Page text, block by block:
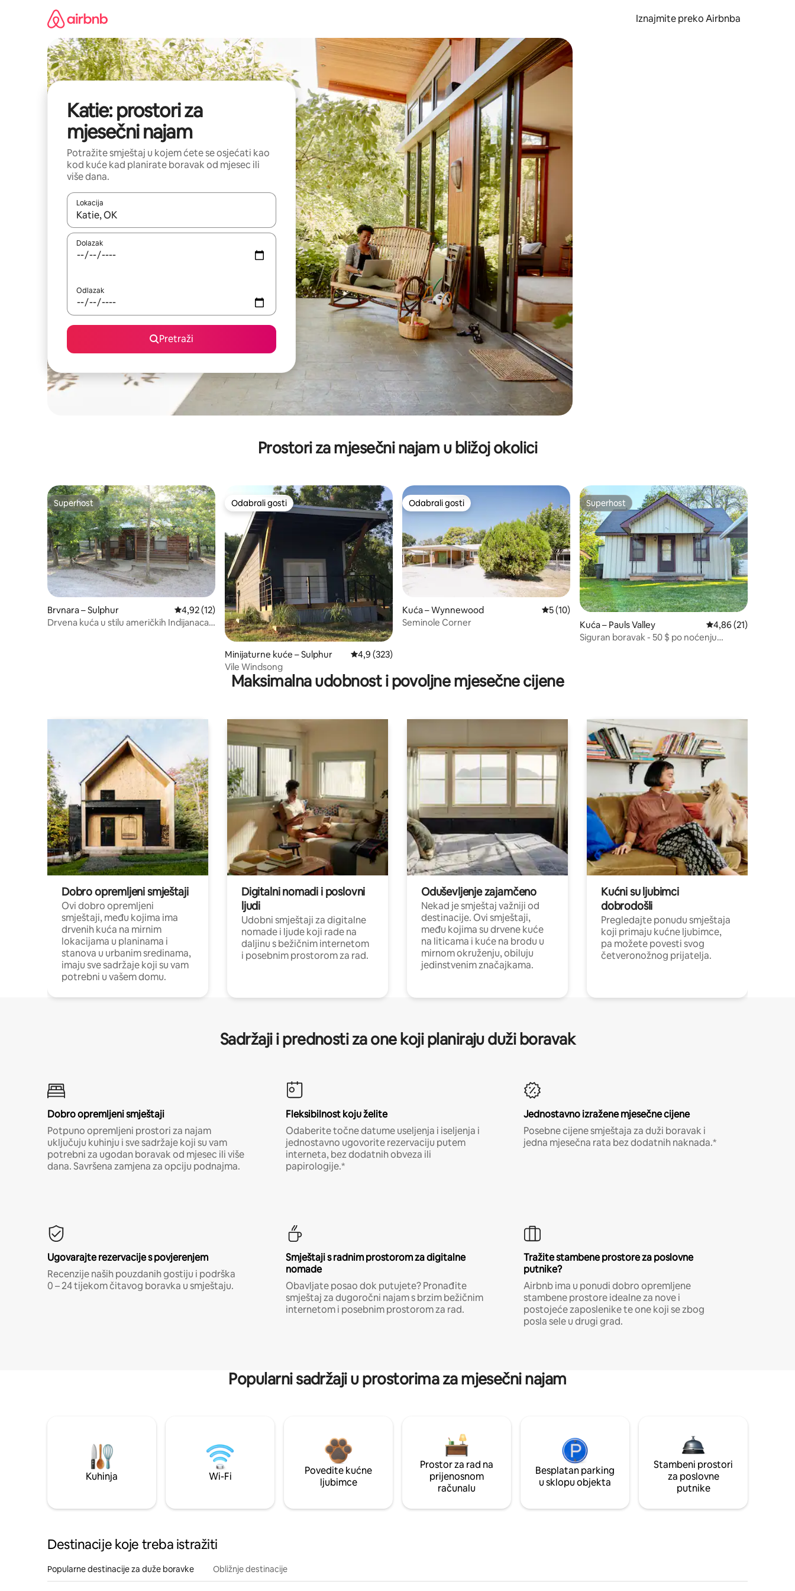
Iznajmite preko Airbnba
Katie: prostori za
mjesečni najam
Potražite smještaj u kojem ćete se osjećati kao
kod kuće kad planirate boravak od mjesec ili
više dana.
Lokacija
Kada budu dostupni rezultati, moći ćete ih pregledati koristeći se strelicama prema gore i prema dolje, kao i dodirom ili prelaskom prstom po zaslonu.
Dolazak
Odlazak
Pretraži
Prostori za mjesečni najam u bližoj okolici
Superhost
Superhost
Brvnara – Sulphur Prosječna ocjena: 4,92/5, recenzija: 12
4,92 (12)
Drvena kuća u stilu američkih Indijanaca 7
Odabrali gosti
Odabrali gosti
Minijaturne kuće – Sulphur Prosječna ocjena: 4,9/5, recenzija: 323
4,9 (323)
Vile Windsong
Odabrali gosti
Odabrali gosti
Kuća – Wynnewood Prosječna ocjena: 5/5, recenzija: 10
5 (10)
Seminole Corner
Superhost
Superhost
Kuća – Pauls Valley Prosječna ocjena:
4,86 (21)
Siguran boravak - 50 $ po noćenju
Maksimalna udobnost i povoljne mjesečne cijene
Dobro opremljeni smještaji
Ovi dobro opremljeni
smještaji, među kojima ima
drvenih kuća na mirnim
lokacijama u planinama i
stanova u urbanim sredinama,
imaju sve sadržaje koji su vam
potrebni u vašem domu.
Digitalni nomadi i poslovni
ljudi
Udobni smještaji za digitalne
nomade i ljude koji rade na
daljinu s bežičnim internetom
i posebnim prostorom za rad.
Oduševljenje zajamčeno
Nekad je smještaj važniji od
destinacije. Ovi smještaji,
među kojima su drvene kuće
na liticama i kuće na brodu u
mirnom okruženju, obiluju
jedinstvenim značajkama.
Kućni su ljubimci
dobrodošli
Pregledajte ponudu smještaja
koji primaju kućne ljubimce,
pa možete povesti svog
četveronožnog prijatelja.
Sadržaji i prednosti za one koji planiraju duži boravak
Dobro opremljeni smještaji
Potpuno opremljeni prostori za najam
uključuju kuhinju i sve sadržaje koji su vam
potrebni za ugodan boravak od mjesec ili više
dana. Savršena zamjena za opciju podnajma.
Fleksibilnost koju želite
Odaberite točne datume useljenja i iseljenja i
jednostavno ugovorite rezervaciju putem
interneta, bez dodatnih obveza ili
papirologije.*
Jednostavno izražene mjesečne cijene
Posebne cijene smještaja za duži boravak i
jedna mjesečna rata bez dodatnih naknada.*
Ugovarajte rezervacije s povjerenjem
Recenzije naših pouzdanih gostiju i podrška
0 – 24 tijekom čitavog boravka u smještaju.
Smještaji s radnim prostorom za digitalne
nomade
Obavljate posao dok putujete? Pronađite
smještaj za dugoročni najam s brzim bežičnim
internetom i posebnim prostorom za rad.
Tražite stambene prostore za poslovne
putnike?
Airbnb ima u ponudi dobro opremljene
stambene prostore idealne za nove i
postojeće zaposlenike te one koji se zbog
posla sele u drugi grad.
Popularni sadržaji u prostorima za mjesečni najam
Kuhinja Wi-Fi
Povedite kućne
ljubimce
Prostor za rad na
prijenosnom
računalu
Besplatan parking
u sklopu objekta
Stambeni prostori
za poslovne
putnike
Destinacije koje treba istražiti
Popularne destinacije za duže boravke Obližnje destinacije